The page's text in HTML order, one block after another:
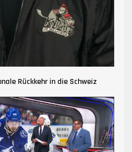
Rückkehr in die Schweiz